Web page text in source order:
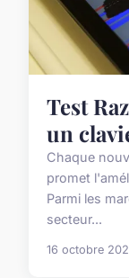
Test
un
Chaque
promet
Parmi les
secteur...
16 octobre